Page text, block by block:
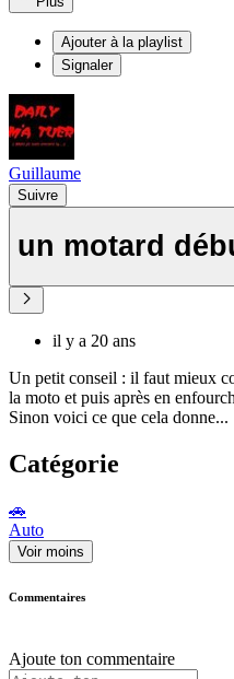
Ajouter à la playlist
Signaler
Guillaume
Suivre
un motard
il y a 20 ans
Un petit conseil : il faut mieux
la moto et puis après en
Sinon voici ce que cela donne...
Catégorie
🚗
Auto
Voir moins
Commentaires
Ajoute ton commentaire